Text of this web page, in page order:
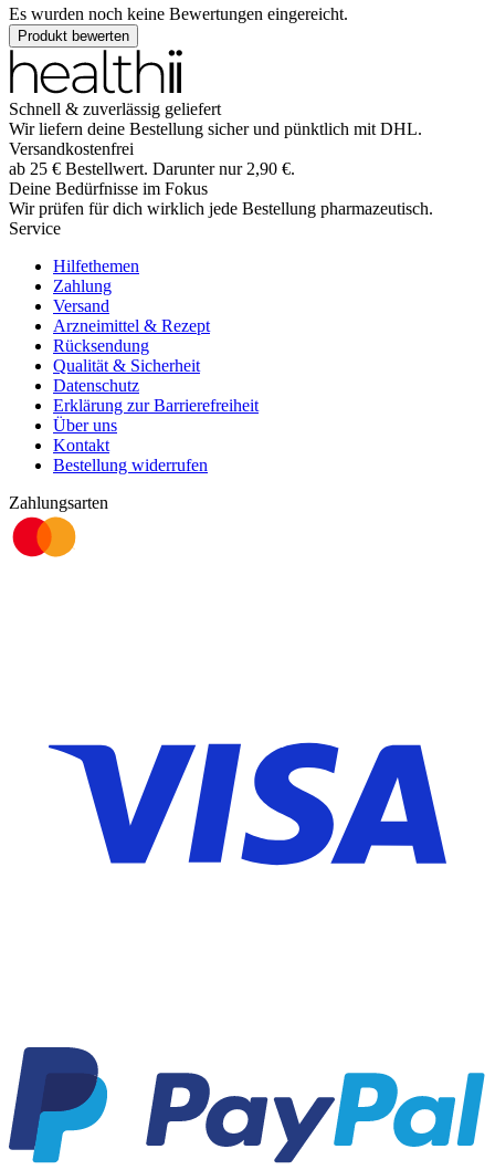
Es wurden noch keine Bewertungen eingereicht.
Produkt bewerten
Schnell & zuverlässig geliefert
Wir liefern deine Bestellung sicher und pünktlich mit DHL.
Versandkostenfrei
ab 25 € Bestellwert. Darunter nur 2,90 €.
Deine Bedürfnisse im Fokus
Wir prüfen für dich wirklich jede Bestellung pharmazeutisch.
Service
Hilfethemen
Zahlung
Versand
Arzneimittel & Rezept
Rücksendung
Qualität & Sicherheit
Datenschutz
Erklärung zur Barrierefreiheit
Über uns
Kontakt
Bestellung widerrufen
Zahlungsarten